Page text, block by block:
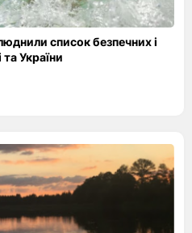
список безпечних і
України